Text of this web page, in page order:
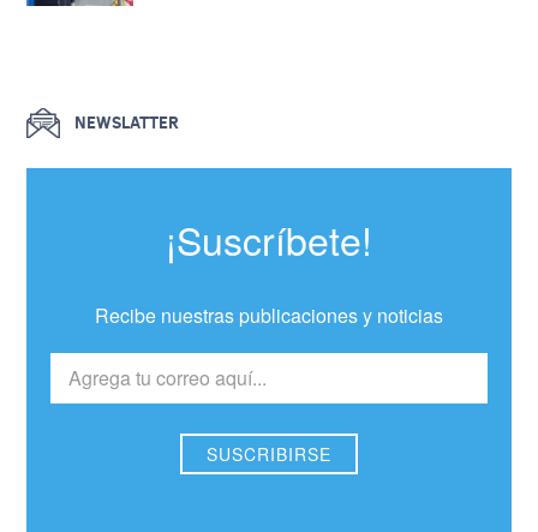
NEWSLATTER
¡Suscríbete!
Recibe nuestras publicaciones y noticias